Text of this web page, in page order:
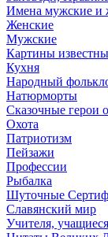
Имена мужские и
Женские
Мужские
Картины
Кухня
Народный
Натюрморты
Сказочные герои
Охота
Патриотизм
Пейзажи
Профессии
Рыбалка
Шуточные
Славянский мир
Учителя,